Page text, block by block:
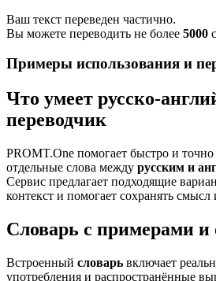
Ваш текст переведен частично.
Вы можете переводить не более 5000
Примеры использования и
Что умеет русско-
переводчик
PROMT.One помогает быстро и точно
отдельные слова между русским и
Сервис предлагает подходящие
контекст и помогает сохранять смысл
Словарь с примерами и
Встроенный словарь включает
употребления и распространённые